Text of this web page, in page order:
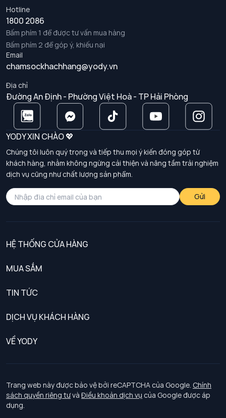
Hotline
1800 2086
Bấm phím 1 để được tư vấn mua hàng
Bấm phím 2 để góp ý, khiếu nại
Email
chamsockhachhang@yody.vn
Địa chỉ
Đường An Định - Phường Việt Hoà - TP Hải Phòng
YODY XIN CHÀO 💖
Chúng tôi luôn quý trọng và tiếp thu mọi ý kiến đóng góp từ
khách hàng, nhằm không ngừng cải thiện và nâng tầm trải nghiệm
dịch vụ cũng như chất lượng sản phẩm.
Gửi
HỆ THỐNG CỬA HÀNG
MUA SẮM
TIN TỨC
DỊCH VỤ KHÁCH HÀNG
Chính sách khách hàng thân thiết
Chính sách bảo vệ dữ liệu cá nhân
Chính sách thanh toán, giao nhận
VỀ YODY
Tuyển dụng
Trang web này được bảo vệ bởi reCAPTCHA của Google. Chính
sách quyền riêng tưvà Điều khoản dịch vụ của Google được áp
dụng.